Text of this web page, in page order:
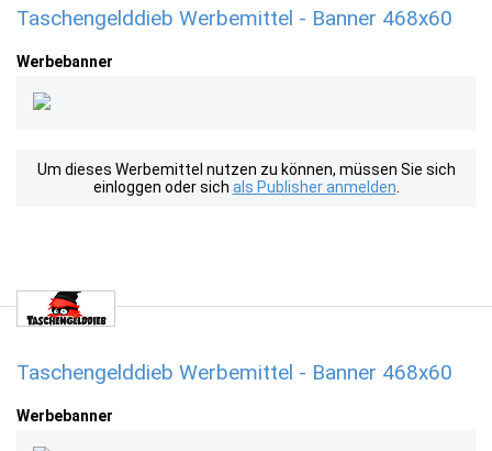
Taschengelddieb Werbemittel - Banner 468x60
Werbebanner
Um dieses Werbemittel nutzen zu können, müssen Sie sich
einloggen oder sich als Publisher anmelden
Taschengelddieb Werbemittel - Banner 468x60
Werbebanner